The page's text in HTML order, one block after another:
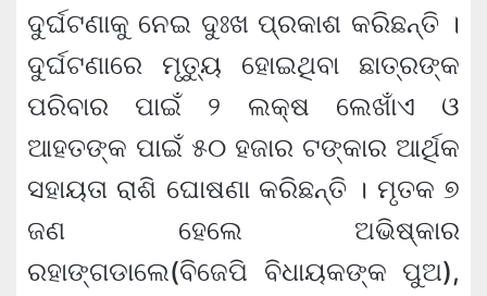
ଦୁର୍ଘଟଣାକୁ ନେଇ ଦୁଃଖ ପ୍ରକାଶ କରିଛନ୍ତି ।
ଦୁର୍ଘଟଣାରେ ମୃତ୍ୟୁ ହୋଇଥିବା ଛାତ୍ରଙ୍କ
ପରିବାର ପାଇଁ ୨ ଲକ୍ଷ ଲେଖାଁଏ ଓ
ଆହତଙ୍କ ପାଇଁ ୫୦ ହଜାର ଟଙ୍କାର ଆର୍ଥିକ
ସହାୟତା ରାଶି ଘୋଷଣା କରିଛନ୍ତି । ମୃତକ ୭
ଜଣ ହେଲେ ଅଭିଷ୍କାର
ରହାଙ୍ଗଡାଲେ(ବିଜେପି ବିଧାୟକଙ୍କ ପୁଅ),